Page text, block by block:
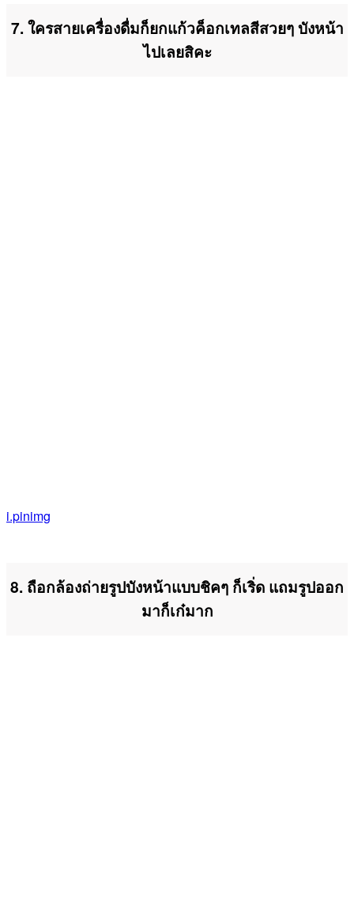
7. ใครสายเครื่องดื่มก็ยกแก้วค็อกเทลสีสวยๆ บังหน้า
ไปเลยสิคะ
i.pinimg
8. ถือกล้องถ่ายรูปบังหน้าแบบชิคๆ ก็เริ่ด แถมรูปออก
มาก็เก๋มาก